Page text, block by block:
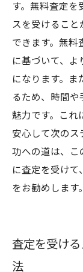
す。無料査定を
スを受けること
できます。無料
に基づいて、
になります。ま
るため、時間や
魅力です。これ
安心して次のス
功への道は、こ
に査定を受けて
をお勧めします。
査定を受け
法